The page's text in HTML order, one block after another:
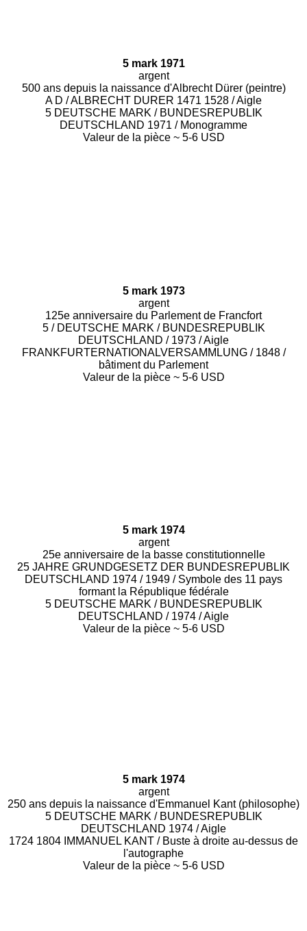
5 mark 1971
argent
500 ans depuis la naissance d'Albrecht Dürer (peintre)
A D / ALBRECHT DURER 1471 1528 / Aigle
5 DEUTSCHE MARK / BUNDESREPUBLIK
DEUTSCHLAND 1971 / Monogramme
Valeur de la pièce ~ 5-6 USD
5 mark 1973
argent
125e anniversaire du Parlement de Francfort
5 / DEUTSCHE MARK / BUNDESREPUBLIK
DEUTSCHLAND / 1973 / Aigle
FRANKFURTERNATIONALVERSAMMLUNG / 1848 /
bâtiment du Parlement
Valeur de la pièce ~ 5-6 USD
5 mark 1974
argent
25e anniversaire de la basse constitutionnelle
25 JAHRE GRUNDGESETZ DER BUNDESREPUBLIK
DEUTSCHLAND 1974 / 1949 / Symbole des 11 pays
formant la République fédérale
5 DEUTSCHE MARK / BUNDESREPUBLIK
DEUTSCHLAND / 1974 / Aigle
Valeur de la pièce ~ 5-6 USD
5 mark 1974
argent
250 ans depuis la naissance d'Emmanuel Kant (philosophe)
5 DEUTSCHE MARK / BUNDESREPUBLIK
DEUTSCHLAND 1974 / Aigle
1724 1804 IMMANUEL KANT / Buste à droite au-dessus de
l'autographe
Valeur de la pièce ~ 5-6 USD